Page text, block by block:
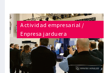
Actividad empresarial /
Enpresa jarduera